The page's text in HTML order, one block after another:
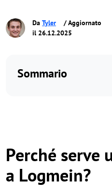
Da Tyler
/ Aggiornato
il 26.12.2025
Sommario
Perché serve
a Logmein?